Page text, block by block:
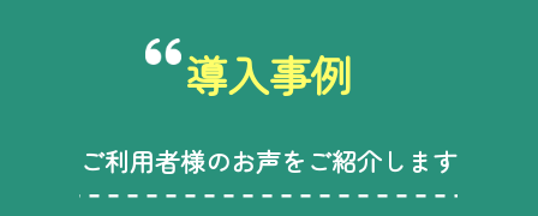
導入事例
ご利用者様のお声をご紹介します